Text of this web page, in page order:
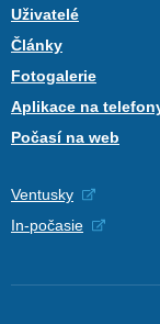
Uživatelé
Články
Fotogalerie
Aplikace na
Počasí na web
Ventusky
In-počasie